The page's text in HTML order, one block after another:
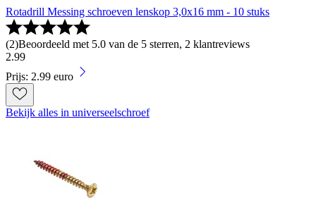
Rotadrill Messing schroeven lenskop 3,0x16 mm - 10 stuks
(2)Beoordeeld met 5.0 van de 5 sterren, 2 klantreviews
2.99
Prijs: 2.99 euro
Bekijk alles in universeelschroef